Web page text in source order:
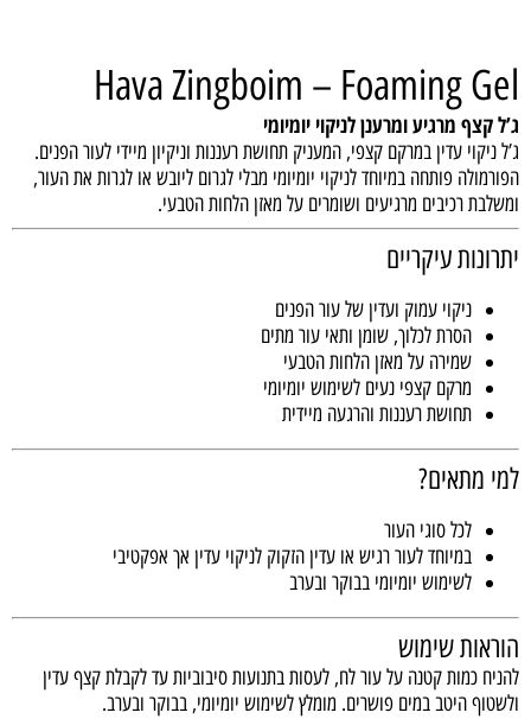
Hava Zingboim – Foaming Gel
ג’ל קצף מרגיע ומרענן לניקוי יומיומי
ג’ל ניקוי עדין במרקם קצפי, המעניק תחושת רעננות וניקיון מיידי לעור הפנים.
הפורמולה פותחה במיוחד לניקוי יומיומי מבלי לגרום ליובש או לגרות את העור,
ומשלבת רכיבים מרגיעים ושומרים על מאזן הלחות הטבעי.
יתרונות עיקריים
ניקוי עמוק ועדין של עור הפנים
הסרת לכלוך, שומן ותאי עור מתים
שמירה על מאזן הלחות הטבעי
מרקם קצפי נעים לשימוש יומיומי
תחושת רעננות והרגעה מיידית
למי מתאים?
לכל סוגי העור
במיוחד לעור רגיש או עדין הזקוק לניקוי עדין אך אפקטיבי
לשימוש יומיומי בבוקר ובערב
הוראות שימוש
להניח כמות קטנה על עור לח, לעסות בתנועות סיבוביות עד לקבלת קצף עדין
ולשטוף היטב במים פושרים. מומלץ לשימוש יומיומי, בבוקר ובערב.